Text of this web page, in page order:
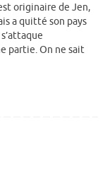
originaire de Jen,
a quitté son pays
partie. On ne sait